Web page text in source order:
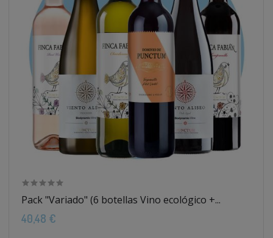
Pack "Variado" (6 botellas Vino ecológico +...
40,48 €